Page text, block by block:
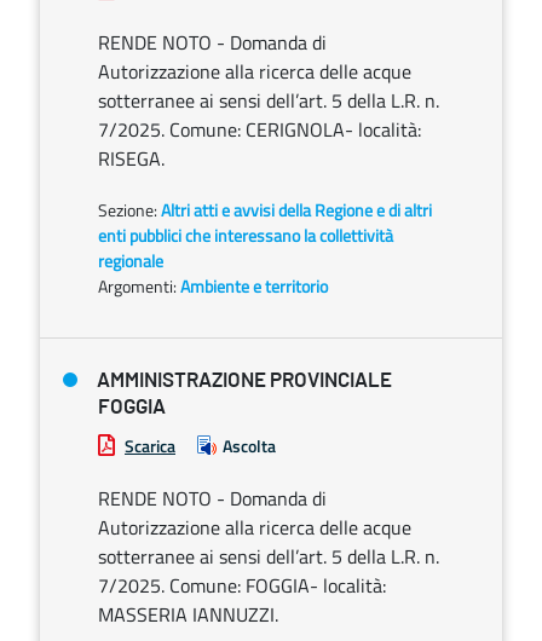
RENDE NOTO - Domanda di
Autorizzazione alla ricerca delle acque
sotterranee ai sensi dell’art. 5 della L.R. n.
7/2025. Comune: CERIGNOLA- località:
RISEGA.
Sezione:Altri atti e avvisi della Regione e di altri
enti pubblici che interessano la collettività
regionale
Argomenti:Ambiente e territorio
AMMINISTRAZIONE PROVINCIALE
FOGGIA
Scarica Ascolta
RENDE NOTO - Domanda di
Autorizzazione alla ricerca delle acque
sotterranee ai sensi dell’art. 5 della L.R. n.
7/2025. Comune: FOGGIA- località:
MASSERIA IANNUZZI.